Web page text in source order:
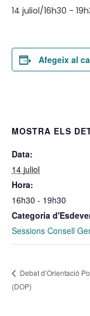
14 juliol/16h30 -
Afegeix al
MOSTRA ELS
Data:
14 juliol
Hora:
16h30 - 19h30
Categoria
Sessions Consell
Debat d’Orientació
(DOP)